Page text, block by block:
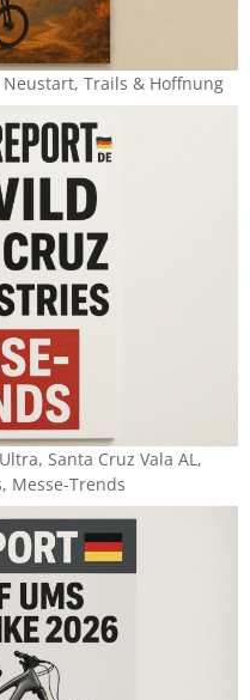
Trails & Hoffnung
Santa Cruz Vala AL,
Messe-Trends